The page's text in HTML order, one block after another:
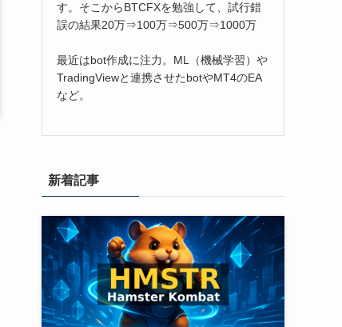
す。そこからBTCFXを勉強して、試行錯
誤の結果20万⇒100万⇒500万⇒1000万
最近はbot作成に注力。ML（機械学習）や
TradingViewと連携させたbotやMT4のEA
など。
新着記事